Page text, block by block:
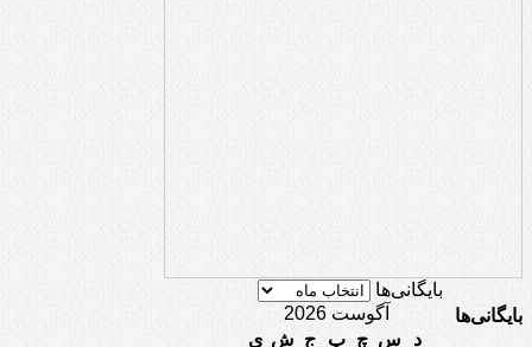
بایگانی‌ها
بایگانی‌ها
آگوست 2026
د
س چ پ ج ش ی